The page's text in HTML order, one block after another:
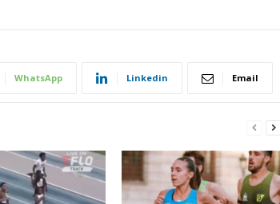
WhatsApp Linkedin Email